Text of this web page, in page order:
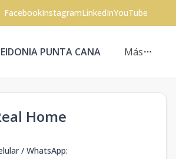
FacebookInstagramLinkedInYouTube
PUNTA CANA Más
Home
/ WhatsApp: